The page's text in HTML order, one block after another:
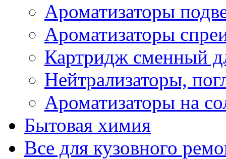
Ароматизаторы
Ароматизаторы
Картридж сменный
Нейтрализаторы,
Ароматизаторы на
Бытовая химия
Все для кузовного